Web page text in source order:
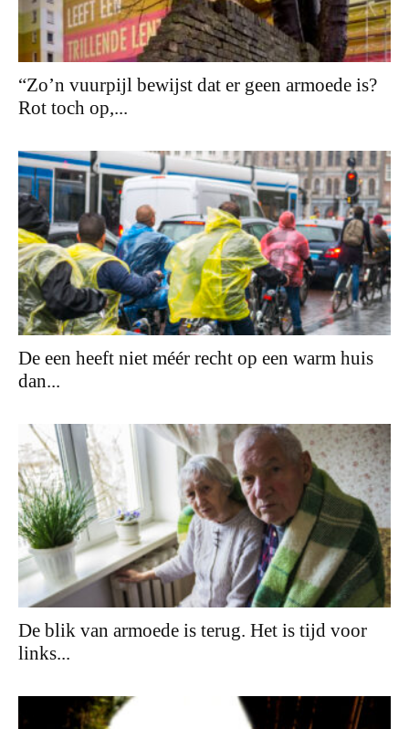
“Zo’n vuurpijl bewijst dat er geen armoede is?
Rot toch op,...
De een heeft niet méér recht op een warm huis
dan...
De blik van armoede is terug. Het is tijd voor
links...